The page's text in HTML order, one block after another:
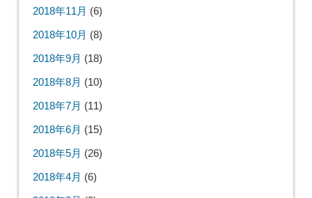
2019年8月(14)
2019年7月(14)
2019年6月 (25)
2019年5月 (12)
2019年4月 (7)
2019年3月 (6)
2019年2月 (17)
2019年1月 (22)